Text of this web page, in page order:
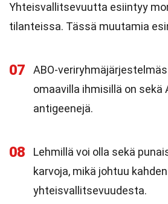
Yhteisvallitsevuutta esiintyy
tilanteissa. Tässä muutamia
07
ABO-
omaavilla ihmisillä on sekä
antigeenejä.
08
Lehmillä voi olla sekä
karvoja, mikä johtuu
yhteisvallitsevuudesta.